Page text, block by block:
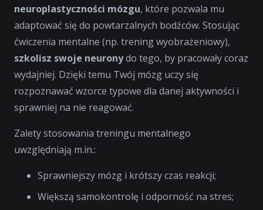
neuroplastyczności mózgu, które pozwala mu
adaptować się do powtarzalnych bodźców. Stosując
ćwiczenia mentalne (np. trening wyobrażeniowy),
szkolisz swoje neuronydo tego, by pracowały coraz
wydajniej. Dzięki temu Twój mózg uczy się
rozpoznawać wzorce typowe dla danej aktywności i
sprawniej na nie reagować.
Zalety stosowania treningu mentalnego
uwzględniają m.in.:
Sprawniejszy mózg i krótszy czas reakcji;
Większą samokontrolę i odporność na stres;